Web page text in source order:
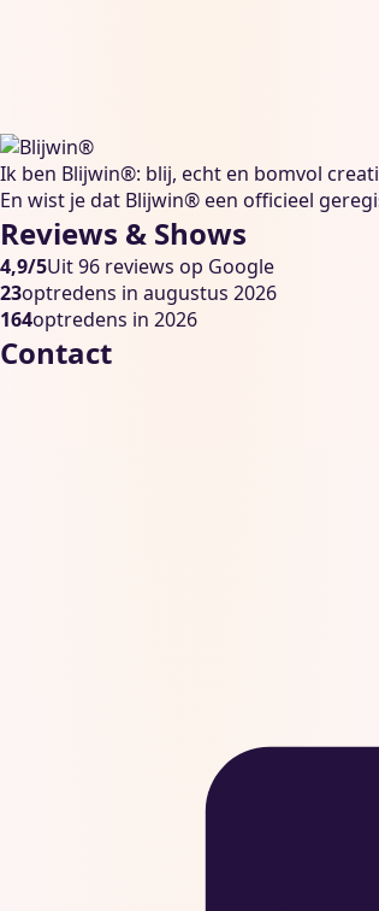
Ik ben Blijwin®: blij, echt en bomvol
En wist je dat Blijwin® een officieel
Reviews & Shows
4,9/5Uit 96 reviews op Google
23optredens in augustus 2026
164optredens in 2026
Contact